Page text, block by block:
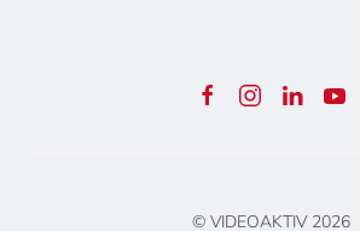
© VIDEOAKTIV 2026